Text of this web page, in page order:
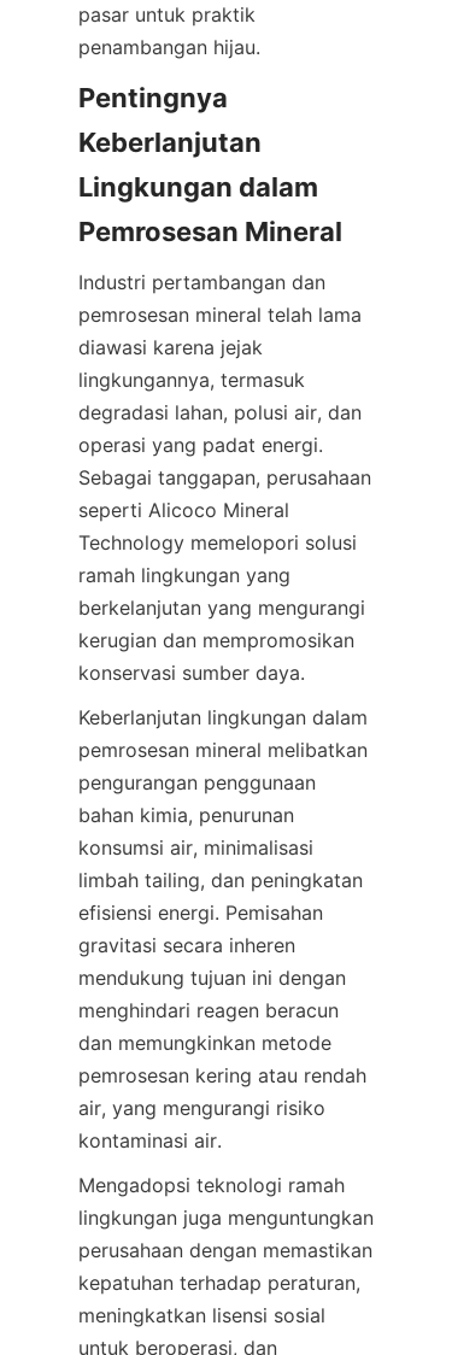
pasar untuk praktik
Pentingnya
Keberlanjutan
Lingkungan dalam
Industri pertambangan dan
pemrosesan mineral telah lama
diawasi karena jejak
lingkungannya, termasuk
degradasi lahan, polusi air, dan
operasi yang padat energi.
Sebagai tanggapan, perusahaan
seperti Alicoco Mineral
Technology memelopori solusi
ramah lingkungan yang
berkelanjutan yang mengurangi
kerugian dan mempromosikan
Keberlanjutan lingkungan dalam
pemrosesan mineral melibatkan
pengurangan penggunaan
bahan kimia, penurunan
konsumsi air, minimalisasi
limbah tailing, dan peningkatan
efisiensi energi. Pemisahan
gravitasi secara inheren
mendukung tujuan ini dengan
menghindari reagen beracun
dan memungkinkan metode
pemrosesan kering atau rendah
air, yang mengurangi risiko
Mengadopsi teknologi ramah
lingkungan juga menguntungkan
perusahaan dengan memastikan
kepatuhan terhadap peraturan,
meningkatkan lisensi sosial
untuk beroperasi, dan